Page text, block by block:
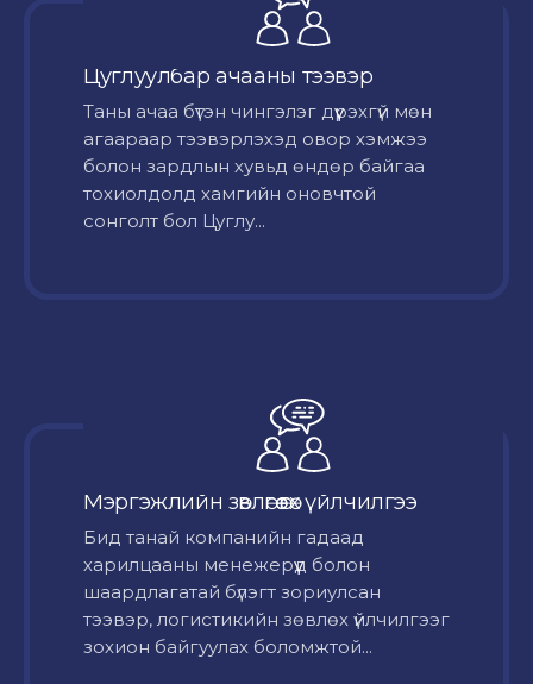
Цуглуулбар ачааны тээвэр
Таны ачаа бүтэн чингэлэг дүүрэхгүй мөн
агаараар тээвэрлэхэд овор хэмжээ
болон зардлын хувьд өндөр байгаа
тохиолдолд хамгийн оновчтой
сонголт бол Цуглу...
Мэргэжлийн зөвлөгөө өгөх үйлчилгээ
Бид танай компанийн гадаад
харилцааны менежерүүд болон
шаардлагатай бүлэгт зориулсан
тээвэр, логистикийн зөвлөх үйлчилгээг
зохион байгуулах боломжтой...